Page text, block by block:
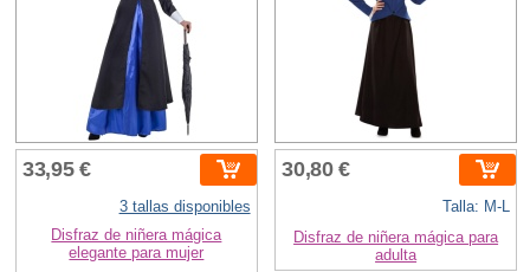
33,95 €
3 tallas disponibles
Disfraz de niñera mágica
elegante para mujer
30,80 €
Talla: M-L
Disfraz de niñera mágica para
adulta